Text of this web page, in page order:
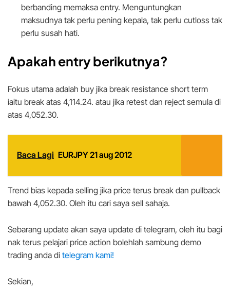
berbanding memaksa entry. Menguntungkan
maksudnya tak perlu pening kepala, tak perlu cutloss tak
perlu susah hati.
Apakah entry berikutnya?
Fokus utama adalah buy jika break resistance short term
iaitu break atas 4,114.24. atau jika retest dan reject semula di
atas 4,052.30.
Baca Lagi EURJPY 21 aug 2012
Trend bias kepada selling jika price terus break dan pullback
bawah 4,052.30. Oleh itu cari saya sell sahaja.
Sebarang update akan saya update di telegram, oleh itu bagi
nak terus pelajari price action bolehlah sambung demo
trading anda di telegram kami!
Sekian,